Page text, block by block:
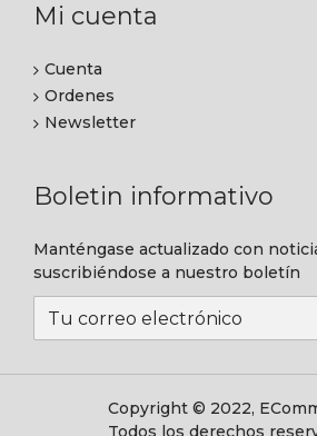
Mi cuenta
Cuenta
Ordenes
Newsletter
Boletin informativo
Manténgase actualizado con
suscribiéndose a nuestro boletín
Copyright © 2022,
Todos los derechos